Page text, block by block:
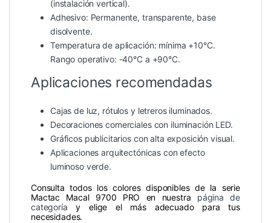
(instalación vertical).
Adhesivo: Permanente, transparente, base
disolvente.
Temperatura de aplicación: mínima +10°C.
Rango operativo: -40°C a +90°C.
Aplicaciones recomendadas
Cajas de luz, rótulos y letreros iluminados.
Decoraciones comerciales con iluminación LED.
Gráficos publicitarios con alta exposición visual.
Aplicaciones arquitectónicas con efecto
luminoso verde.
Consulta todos los colores disponibles de la serie
Mactac Macal 9700 PRO en nuestra página de
categoría y elige el más adecuado para tus
necesidades.